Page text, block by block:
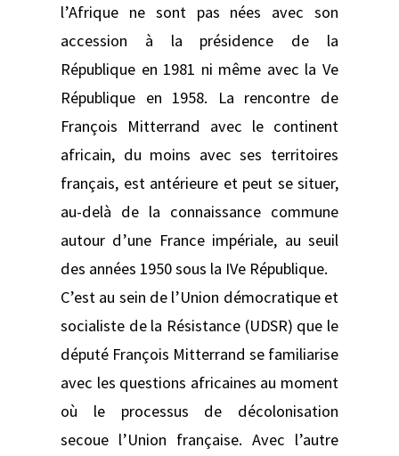
l’Afrique ne sont pas nées avec son
accession à la présidence de la
République en 1981 ni même avec la Ve
République en 1958. La rencontre de
François Mitterrand avec le continent
africain, du moins avec ses territoires
français, est antérieure et peut se situer,
au-delà de la connaissance commune
autour d’une France impériale, au seuil
des années 1950 sous la IVe République.
C’est au sein de l’Union démocratique et
socialiste de la Résistance (UDSR) que le
député François Mitterrand se familiarise
avec les questions africaines au moment
où le processus de décolonisation
secoue l’Union française. Avec l’autre